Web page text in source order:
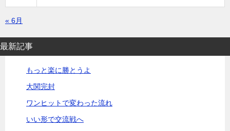
« 6月
最新記事
もっと楽に勝とうよ
大関完封
ワンヒットで変わった流れ
いい形で交流戦へ